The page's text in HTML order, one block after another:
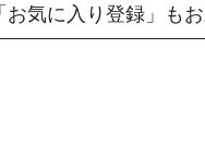
お気に入り登録」も